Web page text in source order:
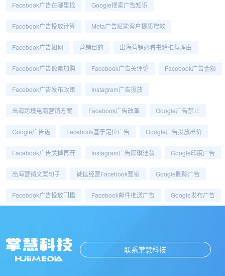
Facebook广告在哪里找 Google搜索广告知识
Facebook广告投放计算 Meta广告赋能客户提质增效
Facebook广告如何 营销目的 出海营销必看书籍推荐理由
Facebook广告像素加购 Facebook广告关评论 Facebook广告金额
Facebook广告发布政策 Instagram广告投放
出海跨境电商营销方案 Facebook广告改革 Google广告禁止
Google广告语 Facebook基于定位广告 Google广告投放出价
Facebook广告关掉再开 Instagram广告席琳迪翁 Google印度广告
出海营销文案句子 诚信经营Facebook营销 Google删除广告
Facebook广告投放门槛 Facebook邮件推送广告 Google发布广告
联系掌慧科技